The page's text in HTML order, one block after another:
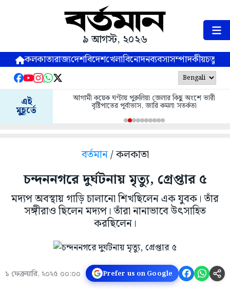
৯ আগস্ট, ২০২৬
কলকাতারাজ্যদেশবিদেশখেলাবিনোদনব্যবসাসম্পাদকীয়
এই
মুহূর্তে
আগামী কয়েক ঘণ্টায় পুরুলিয়া জেলার কিছু অংশে ভারী
বৃষ্টিপাতের পূর্বাভাস, জারি কমলা সতর্কতা
বর্তমান/ কলকাতা
চন্দননগরে দুর্ঘটনায় মৃত্যু, গ্রেপ্তার ৫
মদ‍্যপ অবস্থায় গাড়ি চালানো শিখছিলেন এক যুবক। তাঁর
সঙ্গীরাও ছিলেন মদ‍্যপ। তাঁরা নানাভাবে উৎসাহিত
করছিলেন।
১ ফেব্রুয়ারি, ২০২৫ ০০:০০ Prefer us on Google